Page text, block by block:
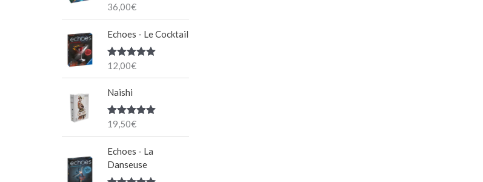
Note5.00
36,00€
Echoes - Le Cocktail
Note5.00
12,00€
Naishi
Note5.00
19,50€
Echoes - La
Danseuse